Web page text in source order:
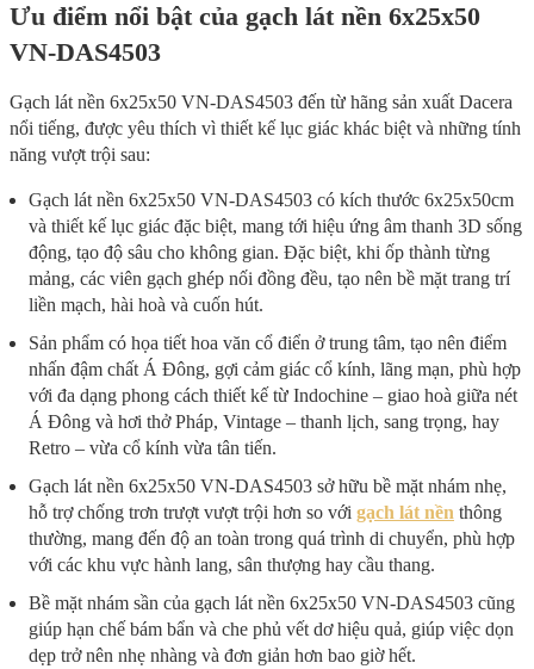
Ưu điểm nổi bật của gạch lát nền 6x25x50
VN-DAS4503
Gạch lát nền 6x25x50 VN-DAS4503 đến từ hãng sản xuất Dacera
nổi tiếng, được yêu thích vì thiết kế lục giác khác biệt và những tính
năng vượt trội sau:
Gạch lát nền 6x25x50 VN-DAS4503 có kích thước 6x25x50cm
và thiết kế lục giác đặc biệt, mang tới hiệu ứng âm thanh 3D sống
động, tạo độ sâu cho không gian. Đặc biệt, khi ốp thành từng
mảng, các viên gạch ghép nối đồng đều, tạo nên bề mặt trang trí
liền mạch, hài hoà và cuốn hút.
Sản phẩm có họa tiết hoa văn cổ điển ở trung tâm, tạo nên điểm
nhấn đậm chất Á Đông, gợi cảm giác cổ kính, lãng mạn, phù hợp
với đa dạng phong cách thiết kế từ Indochine – giao hoà giữa nét
Á Đông và hơi thở Pháp, Vintage – thanh lịch, sang trọng, hay
Retro – vừa cổ kính vừa tân tiến.
Gạch lát nền 6x25x50 VN-DAS4503 sở hữu bề mặt nhám nhẹ,
hỗ trợ chống trơn trượt vượt trội hơn so với gạch lát nền thông
thường, mang đến độ an toàn trong quá trình di chuyển, phù hợp
với các khu vực hành lang, sân thượng hay cầu thang.
Bề mặt nhám sần của gạch lát nền 6x25x50 VN-DAS4503 cũng
giúp hạn chế bám bẩn và che phủ vết dơ hiệu quả, giúp việc dọn
dẹp trở nên nhẹ nhàng và đơn giản hơn bao giờ hết.